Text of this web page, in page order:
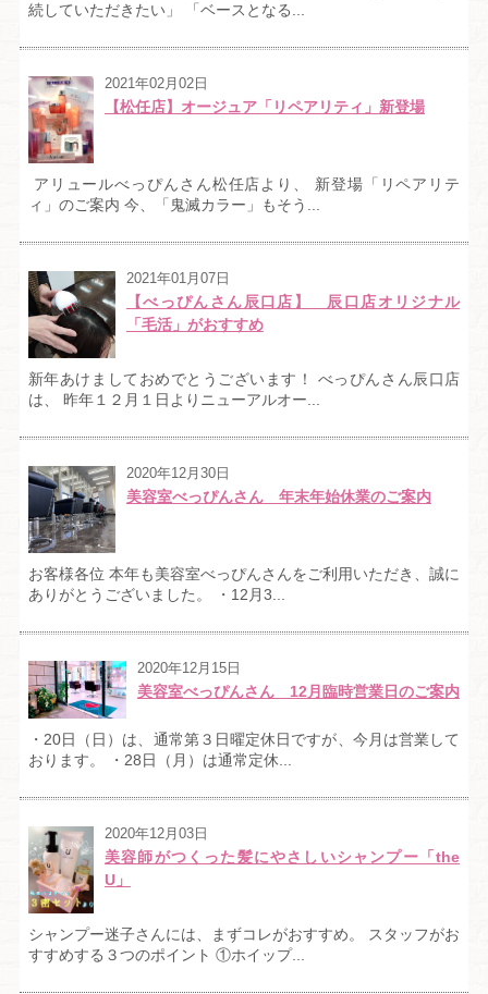
続していただきたい」 「ベースとなる...
2021年02月02日
【松任店】オージュア「リペアリティ」新登場
アリュールべっぴんさん松任店より、 新登場「リペアリテ
ィ」のご案内 今、「鬼滅カラー」もそう...
2021年01月07日
【べっぴんさん辰口店】 辰口店オリジナル
「毛活」がおすすめ
新年あけましておめでとうございます！ べっぴんさん辰口店
は、 昨年１２月１日よりニューアルオー...
2020年12月30日
美容室べっぴんさん 年末年始休業のご案内
お客様各位 本年も美容室べっぴんさんをご利用いただき、誠に
ありがとうございました。 ・12月3...
2020年12月15日
美容室べっぴんさん 12月臨時営業日のご案内
・20日（日）は、通常第３日曜定休日ですが、今月は営業して
おります。 ・28日（月）は通常定休...
2020年12月03日
美容師がつくった髪にやさしいシャンプー「the
U」
シャンプー迷子さんには、まずコレがおすすめ。 スタッフがお
すすめする３つのポイント ①ホイップ...